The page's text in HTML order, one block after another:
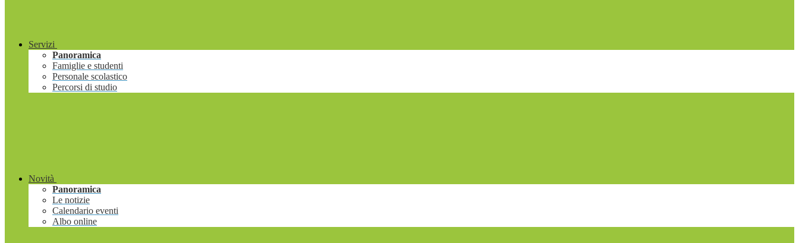
Servizi
Panoramica
Famiglie e studenti
Personale scolastico
Percorsi di studio
Novità
Panoramica
Le notizie
Calendario eventi
Albo online